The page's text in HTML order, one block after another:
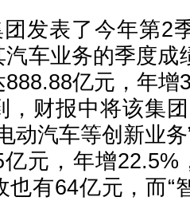
发表了今年第2
车业务的季度成
亿元，年增
，财报中将该集
动汽车等创新业
亿元，年增22.5%
也有64亿元，而“